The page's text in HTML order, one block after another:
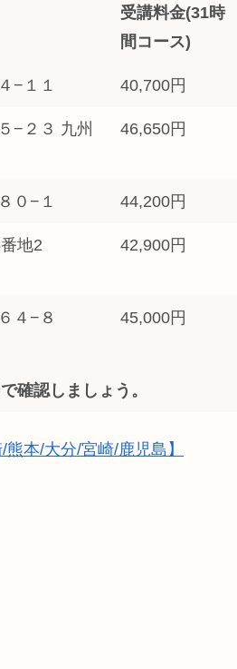
受講料金(31時
間コース)
−１１ 40,700円
−２３ 九州
46,650円
０−１ 44,200円
地2 42,900円
４−８ 45,000円
確認しましょう。
本/大分/宮崎/鹿児島】